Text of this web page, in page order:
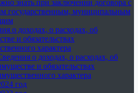
знать при заключении договора с
государственным, муниципальным
о доходах, о расходах, об
и обязательствах
характера
о доходах, о расходах, об
и обязательствах
характера
год